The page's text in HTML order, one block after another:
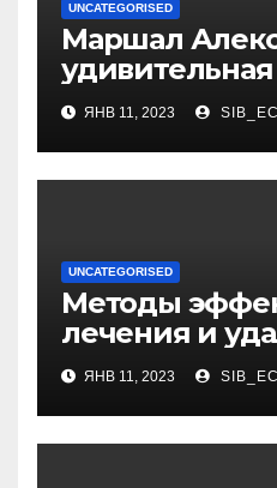
UNCATEGORISED
Маршал
интересные
уникальная
и
ЯНВ 11, 2023
UNCATEGORISED
Методы
лечения и
папиллом:
медикаменты
ЯНВ 11, 2023